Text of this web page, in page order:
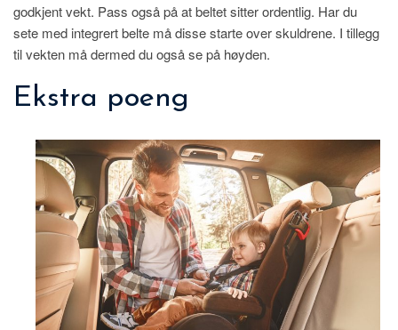
godkjent vekt. Pass også på at beltet sitter ordentlig. Har du
sete med integrert belte må disse starte over skuldrene. I tillegg
til vekten må dermed du også se på høyden.
Ekstra poeng